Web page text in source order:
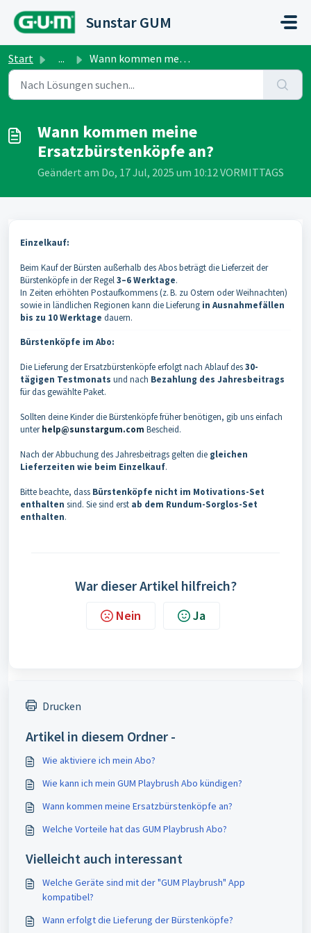
Sunstar GUM
Start ... Wann kommen meine Ersatzbürstenköpfe an?
Wann kommen meine
Ersatzbürstenköpfe an?
Geändert am Do, 17 Jul, 2025 um 10:12 VORMITTAGS
Einzelkauf:
Beim Kauf der Bürsten außerhalb des Abos beträgt die Lieferzeit der
Bürstenköpfe in der Regel3–6 Werktage.
In Zeiten erhöhten Postaufkommens (z. B. zu Ostern oder Weihnachten)
sowie in ländlichen Regionen kann die Lieferung in Ausnahmefällen
bis zu 10 Werktage dauern.
Bürstenköpfe im Abo:
Die Lieferung der Ersatzbürstenköpfe erfolgt nach Ablauf des30-
tägigen Testmonats und nach Bezahlung des Jahresbeitrags
für das gewählte Paket.
Sollten deine Kinder die Bürstenköpfe früher benötigen, gib uns einfach
unterhelp@sunstargum.com Bescheid.
Nach der Abbuchung des Jahresbeitrags gelten die gleichen
Lieferzeiten wie beim Einzelkauf.
Bitte beachte, dass Bürstenköpfe nicht im Motivations-Set
enthalten sind. Sie sind erst ab dem Rundum-Sorglos-Set
enthalten.
War dieser Artikel hilfreich?
Nein Ja
Drucken
Artikel in diesem Ordner -
Wie aktiviere ich mein Abo?
Wie kann ich mein GUM Playbrush Abo kündigen?
Wann kommen meine Ersatzbürstenköpfe an?
Welche Vorteile hat das GUM Playbrush Abo?
Vielleicht auch interessant
Welche Geräte sind mit der "GUM Playbrush" App
kompatibel?
Wann erfolgt die Lieferung der Bürstenköpfe?